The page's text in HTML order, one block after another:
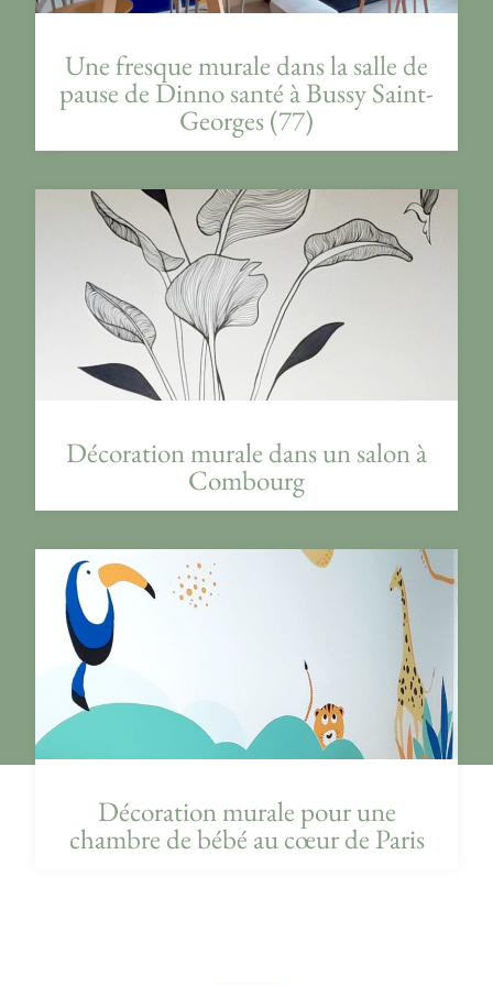
Une fresque murale dans la salle de
pause de Dinno santé à Bussy Saint-
Georges (77)
Décoration murale dans un salon à
Combourg
Décoration murale pour une
chambre de bébé au cœur de Paris